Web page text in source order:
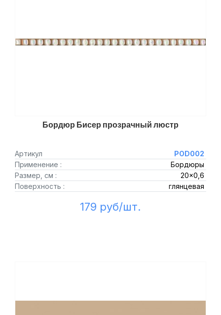
Бордюр Бисер прозрачный люстр
Артикул
POD002
Применение :
Бордюры
Размер, см :
20x0,6
Поверхность :
глянцевая
179 руб/шт.